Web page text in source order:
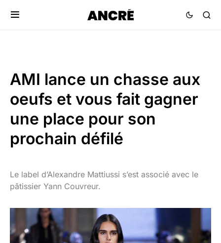
AMI lance un chasse aux
oeufs et vous fait gagner
une place pour son
prochain défilé
Le label d’Alexandre Mattiussi s’est associé avec le
pâtissier Yann Couvreur.